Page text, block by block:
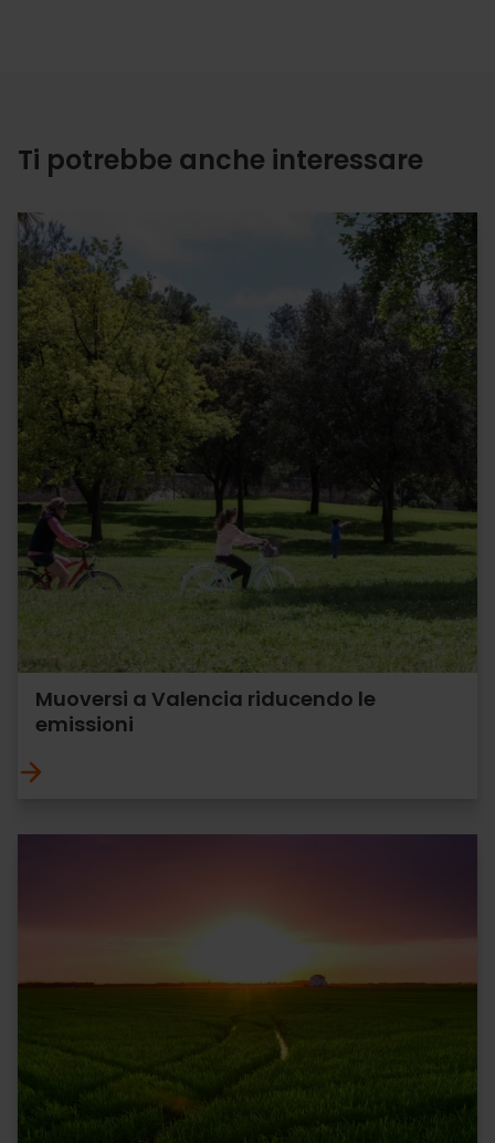
Ti potrebbe anche interessare
Muoversi a Valencia riducendo le
emissioni